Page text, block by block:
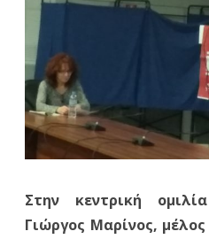
Στην κεντρική
Γιώργος Μαρίνος,